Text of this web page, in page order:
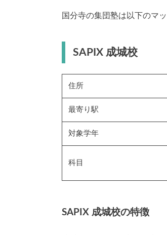
国分寺の集団塾は以下のマ
SAPIX 成城校
住所
最寄り駅
対象学年
科目
SAPIX 成城校の特徴